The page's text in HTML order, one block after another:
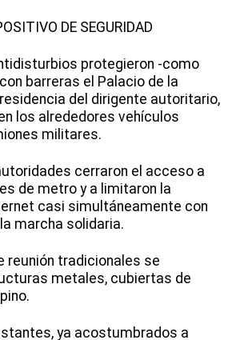
DE SEGURIDAD
protegieron -como
barreras el Palacio de la
residencia del dirigente autoritario,
los alrededores vehículos
militares.
cerraron el acceso a
de metro y a limitaron la
casi simultáneamente con
marcha solidaria.
reunión tradicionales se
metales, cubiertas de
ya acostumbrados a